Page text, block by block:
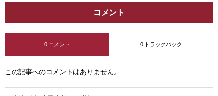
コメント
0 コメント 0 トラックバック
この記事へのコメントはありません。